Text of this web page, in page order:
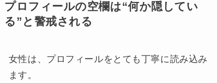
プロフィールの空欄は“何か隠してい
る”と警戒される
女性は、プロフィールをとても丁寧に読み込み
ます。